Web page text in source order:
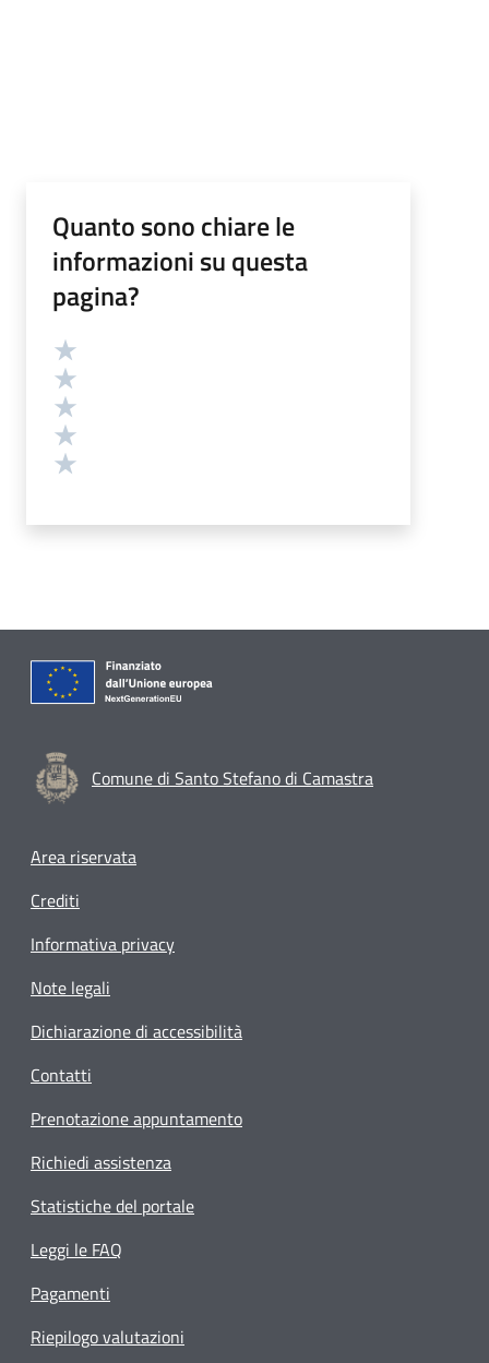
Quanto sono chiare le
informazioni su questa
pagina?
Valutazione
Comune di Santo Stefano di Camastra
Footer menu
Area riservata
Crediti
Informativa privacy
Note legali
Dichiarazione di accessibilità
Contatti
Prenotazione appuntamento
Richiedi assistenza
Statistiche del portale
Leggi le FAQ
Pagamenti
Riepilogo valutazioni